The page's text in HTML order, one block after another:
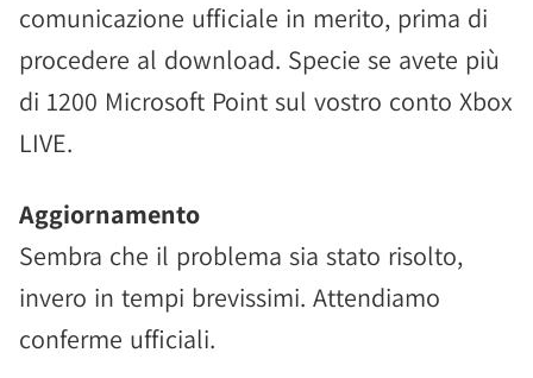
comunicazione ufficiale in merito, prima di
procedere al download. Specie se avete più
di 1200 Microsoft Point sul vostro conto Xbox
LIVE.
Aggiornamento
Sembra che il problema sia stato risolto,
invero in tempi brevissimi. Attendiamo
conferme ufficiali.